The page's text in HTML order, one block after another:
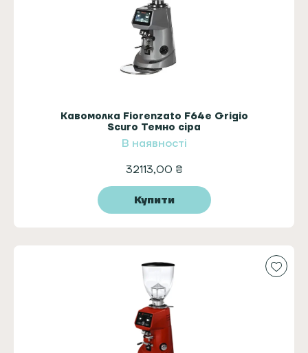
Кавомолка Fiorenzato F64e Grigio
Scuro Темно сіра
В наявності
32113,00 ₴
Купити